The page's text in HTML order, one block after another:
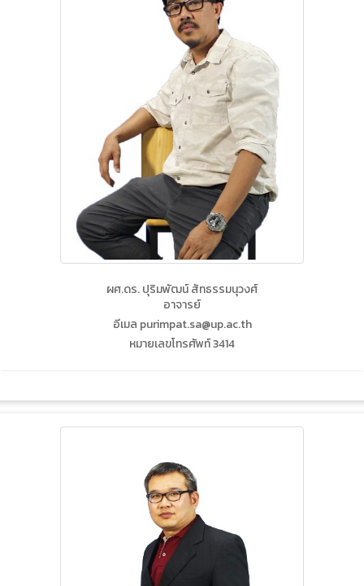
ผศ.ดร. ปุริมพัฒน์ สัทธรรมนุวงศ์
อาจารย์
อีเมล purimpat.sa@up.ac.th
หมายเลขโทรศัพท์ 3414